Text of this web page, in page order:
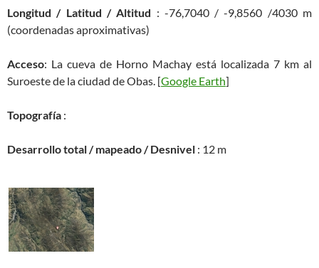
Longitud / Latitud / Altitud : -76,7040 / -9,8560 /4030 m
(coordenadas aproximativas)
Acceso: La cueva de Horno Machay está localizada 7 km al
Suroeste de la ciudad de Obas. [Google Earth]
Topografía :
Desarrollo total / mapeado / Desnivel : 12 m